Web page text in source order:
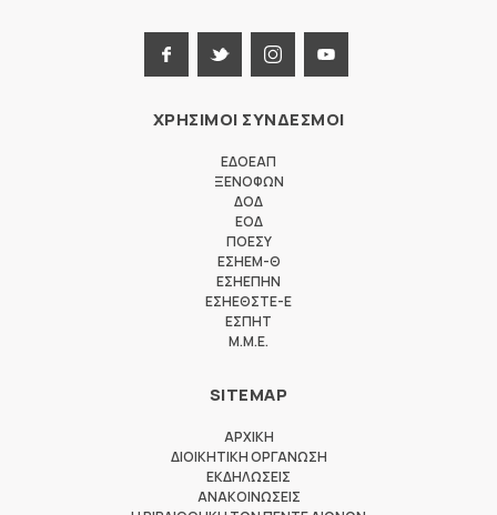
ΧΡΗΣΙΜΟΙ ΣΥΝΔΕΣΜΟΙ
ΕΔΟΕΑΠ
ΞΕΝΟΦΩΝ
ΔΟΔ
ΕΟΔ
ΠΟΕΣΥ
ΕΣΗΕΜ-Θ
ΕΣΗΕΠΗΝ
ΕΣΗΕΘΣΤΕ-Ε
ΕΣΠΗΤ
M.M.E.
SITEMAP
ΑΡΧΙΚΗ
ΔΙΟΙΚΗΤΙΚΗ ΟΡΓΑΝΩΣΗ
ΕΚΔΗΛΩΣΕΙΣ
ΑΝΑΚΟΙΝΩΣΕΙΣ